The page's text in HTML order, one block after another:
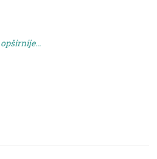
u Sašćici. Od
opširnije...